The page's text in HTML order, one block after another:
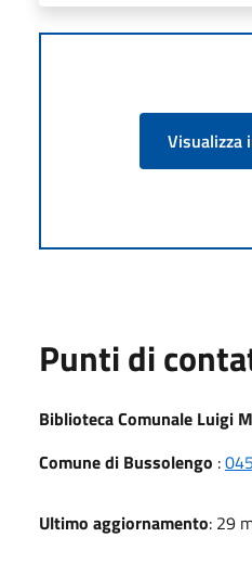
Visualizza
Punti di
Biblioteca Comunale Luigi
Comune di Bussolengo :
Ultimo aggiornamento: 29